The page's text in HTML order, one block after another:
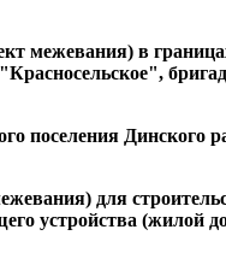
межевания) в
поселения Динского
для
устройства (жилой